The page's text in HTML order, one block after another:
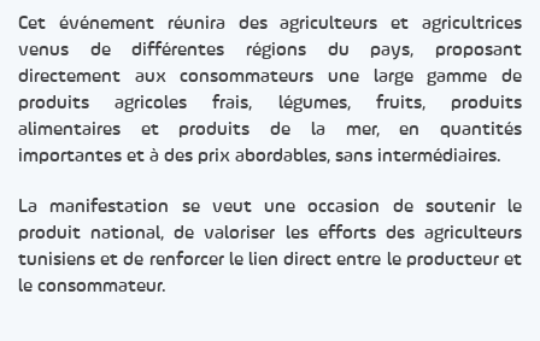
Cet événement réunira des agriculteurs et agricultrices
venus de différentes régions du pays, proposant
directement aux consommateurs une large gamme de
produits agricoles frais, légumes, fruits, produits
alimentaires et produits de la mer, en quantités
importantes et à des prix abordables, sans intermédiaires.
La manifestation se veut une occasion de soutenir le
produit national, de valoriser les efforts des agriculteurs
tunisiens et de renforcer le lien direct entre le producteur et
le consommateur.